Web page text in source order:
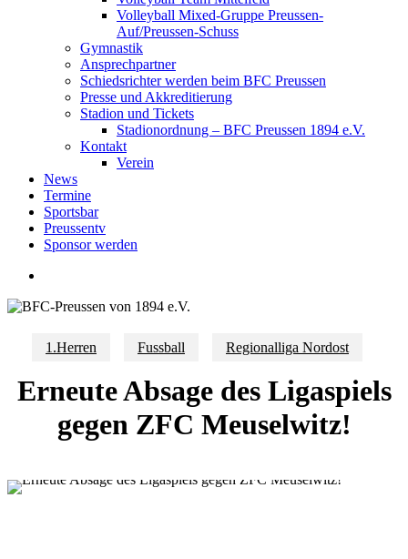
Volleyball Mixed-Gruppe Preussen-
Auf/Preussen-Schuss
Gymnastik
Ansprechpartner
Schiedsrichter werden beim BFC Preussen
Presse und Akkreditierung
Stadion und Tickets
Stadionordnung – BFC Preussen 1894 e.V.
Kontakt
Verein
News
Termine
Sportsbar
Preussentv
Sponsor werden
1.Herren Fussball Regionalliga Nordost
Erneute Absage des Ligaspiels
gegen ZFC Meuselwitz!